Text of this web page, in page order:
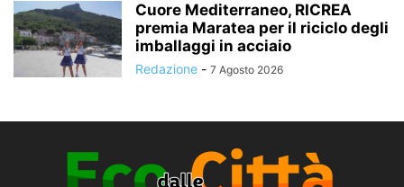
Cuore Mediterraneo, RICREA
premia Maratea per il riciclo degli
imballaggi in acciaio
Redazione - 7 Agosto 2026